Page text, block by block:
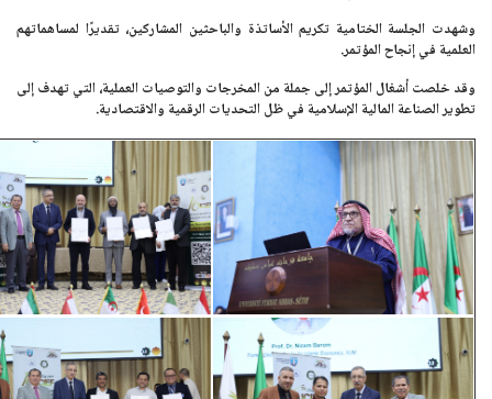
وشهدت الجلسة الختامية تكريم الأساتذة والباحثين المشاركين، تقديرًا لمساهماتهم
العلمية في إنجاح المؤتمر.
وقد خلصت أشغال المؤتمر إلى جملة من المخرجات والتوصيات العملية، التي تهدف إلى
تطوير الصناعة المالية الإسلامية في ظل التحديات الرقمية والاقتصادية.